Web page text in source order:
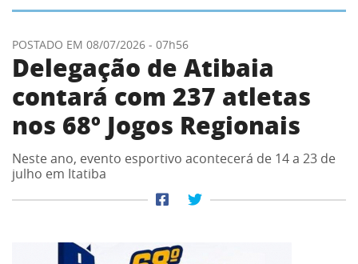
POSTADO EM 08/07/2026 - 07h56
Delegação de Atibaia
contará com 237 atletas
nos 68º Jogos Regionais
Neste ano, evento esportivo acontecerá de 14 a 23 de
julho em Itatiba